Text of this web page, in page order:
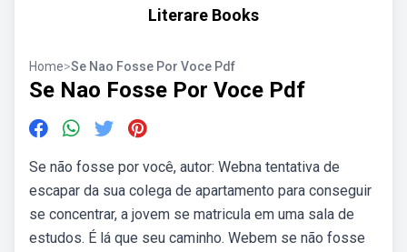
Literare Books
Home>Se Nao Fosse Por Voce Pdf
Se Nao Fosse Por Voce Pdf
Se não fosse por você, autor: Webna tentativa de
escapar da sua colega de apartamento para conseguir
se concentrar, a jovem se matricula em uma sala de
estudos. É lá que seu caminho. Webem se não fosse